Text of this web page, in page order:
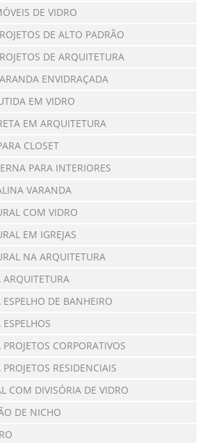
DE VIDRO
DE ALTO PADRÃO
DE ARQUITETURA
ENVIDRAÇADA
EM VIDRO
EM ARQUITETURA
CLOSET
PARA INTERIORES
VARANDA
COM VIDRO
EM IGREJAS
NA ARQUITETURA
DE BANHEIRO
CORPORATIVOS
RESIDENCIAIS
COM DIVISÓRIA DE VIDRO
DE NICHO